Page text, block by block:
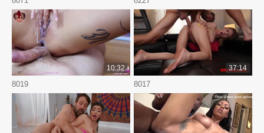
8019
10:32
8017
37:14